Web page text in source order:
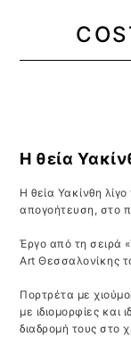
Η θεία
Η θεία Υακίνθη
απογοήτευση, στο
Έργο από τη σειρά
Art Θεσσαλονίκης
Πορτρέτα με
με ιδιομορφίες και
διαδρομή τους στο